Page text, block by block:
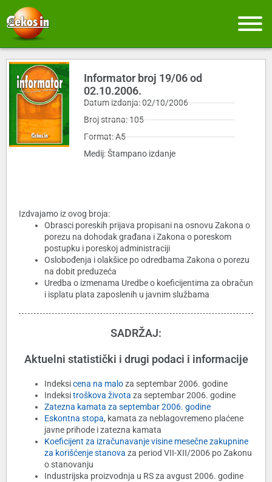
Informator broj 19/06 od
02.10.2006.
Datum izdanja: 02/10/2006
Broj strana: 105
Format: A5
Medij: Štampano izdanje
Izdvajamo iz ovog broja:
Obrasci poreskih prijava propisani na osnovu Zakona o
porezu na dohodak građana i Zakona o poreskom
postupku i poreskoj administraciji
Oslobođenja i olakšice po odredbama Zakona o porezu
na dobit preduzeća
Uredba o izmenama Uredbe o koeficijentima za obračun
i isplatu plata zaposlenih u javnim službama
SADRŽAJ:
Aktuelni statistički i drugi podaci i informacije
Indeksicena na maloza septembar 2006. godine
Indeksitroškova života za septembar 2006. godine
Zatezna kamata za septembar 2006. godine
Eskontna stopa, kamata za neblagovremeno plaćene
javne prihode i zatezna kamata
Koeficijent za izračunavanje visine mesečne zakupnine
za korišćenje stanova za period VII-XII/2006 po Zakonu
o stanovanju
Industrijska proizvodnja u RS za avgust 2006. godine